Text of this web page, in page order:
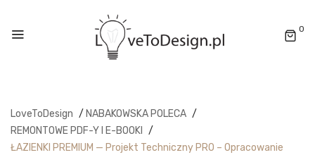
0
LoveToDesign / NABAKOWSKA POLECA /
REMONTOWE PDF-Y I E-BOOKI /
ŁAZIENKI PREMIUM — Projekt Techniczny PRO – Opracowanie